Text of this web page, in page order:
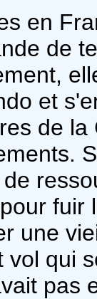
en
de
et
de
une
qui
pas